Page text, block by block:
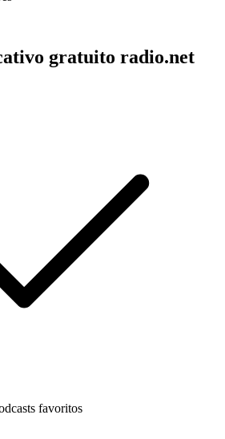
gratuito radio.net
favoritos